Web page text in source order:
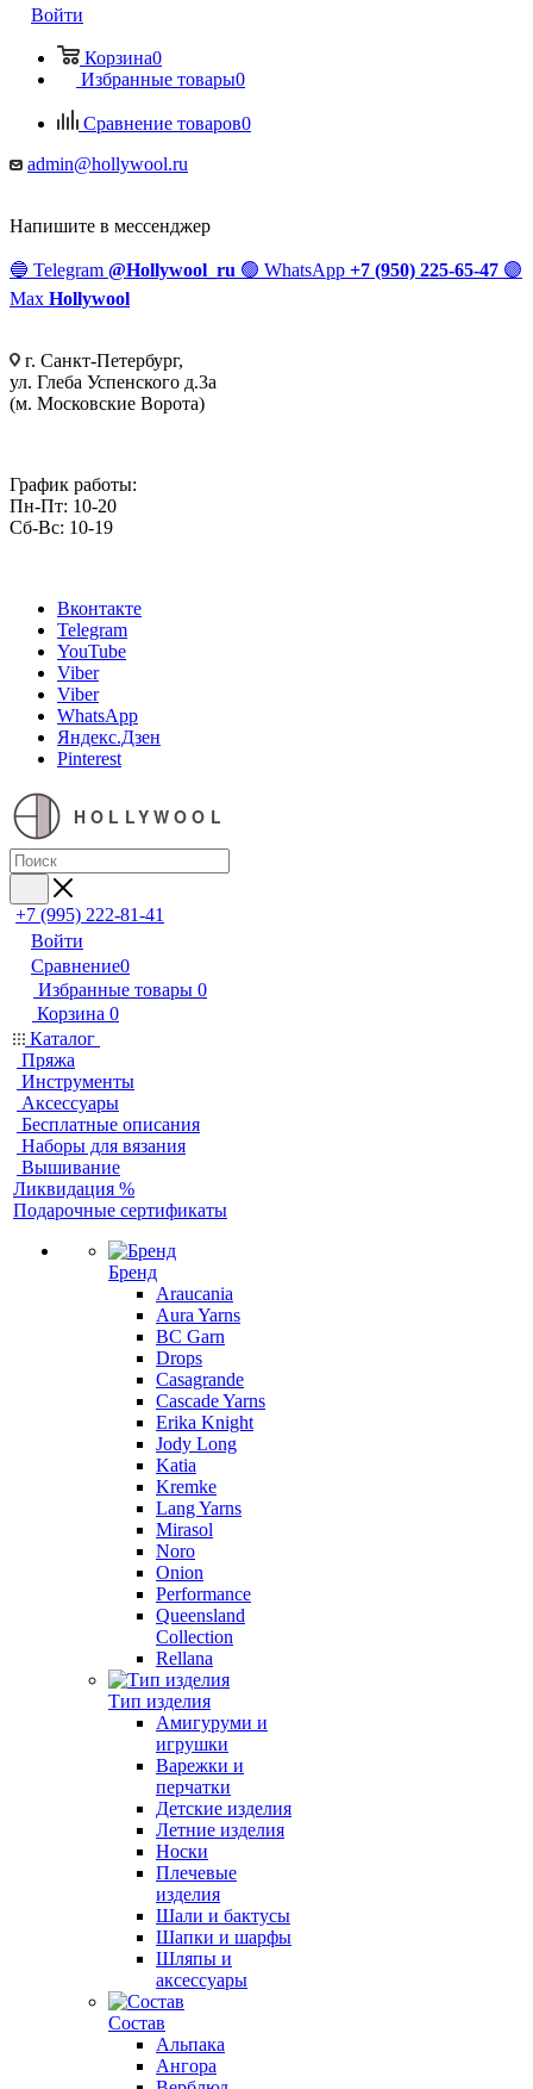
Войти
Корзина0
Избранные товары0
Сравнение товаров0
admin@hollywool.ru
Напишите в мессенджер
🔵 Telegram @Hollywool_ru 🟢 WhatsApp +7 (950) 225-65-47 🟣
Max Hollywool
г. Санкт-Петербург,
ул. Глеба Успенского д.3а
(м. Московские Ворота)
График работы:
Пн-Пт: 10-20
Сб-Вс: 10-19
Вконтакте
Telegram
YouTube
Viber
Viber
WhatsApp
Яндекс.Дзен
Pinterest
HOLLYWOOL
+7 (995) 222-81-41
Войти
Сравнение0
Избранные товары 0
Корзина 0
Каталог
Пряжа
Инструменты
Аксессуары
Бесплатные описания
Наборы для вязания
Вышивание
Ликвидация %
Подарочные сертификаты
Бренд
Araucania
Aura Yarns
BC Garn
Drops
Casagrande
Cascade Yarns
Erika Knight
Jody Long
Katia
Kremke
Lang Yarns
Mirasol
Noro
Onion
Performance
Queensland
Collection
Rellana
Тип изделия
Амигуруми и
игрушки
Варежки и
перчатки
Детские изделия
Летние изделия
Носки
Плечевые
изделия
Шали и бактусы
Шапки и шарфы
Шляпы и
аксессуары
Состав
Альпака
Ангора